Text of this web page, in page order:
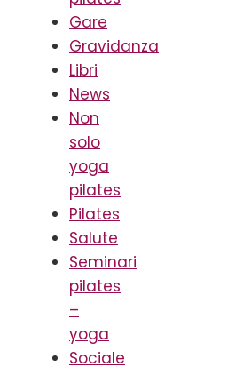
Gare
Gravidanza
Libri
News
Non
solo
yoga
pilates
Pilates
Salute
Seminari
pilates
–
yoga
Sociale